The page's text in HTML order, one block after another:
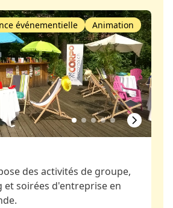
événementielle Animation
des activités de groupe,
et soirées d'entreprise en